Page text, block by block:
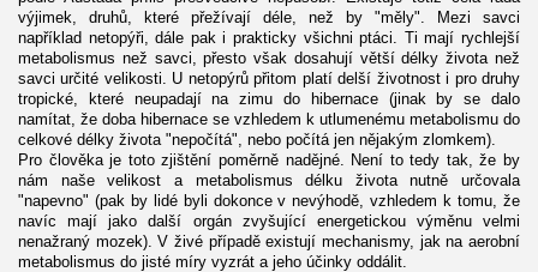
výjimek, druhů, které přežívají déle, než by "měly". Mezi savci
například netopýři, dále pak i prakticky všichni ptáci. Ti mají rychlejší
metabolismus než savci, přesto však dosahují větší délky života než
savci určité velikosti. U netopýrů přitom platí delší životnost i pro druhy
tropické, které neupadají na zimu do hibernace (jinak by se dalo
namítat, že doba hibernace se vzhledem k utlumenému metabolismu do
celkové délky života "nepočítá", nebo počítá jen nějakým zlomkem).
Pro člověka je toto zjištění poměrně nadějné. Není to tedy tak, že by
nám naše velikost a metabolismus délku života nutně určovala
"napevno" (pak by lidé byli dokonce v nevýhodě, vzhledem k tomu, že
navíc mají jako další orgán zvyšující energetickou výměnu velmi
nenažraný mozek). V živé případě existují mechanismy, jak na aerobní
metabolismus do jisté míry vyzrát a jeho účinky oddálit.